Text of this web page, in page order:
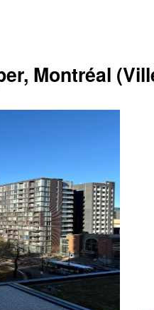
Montréal